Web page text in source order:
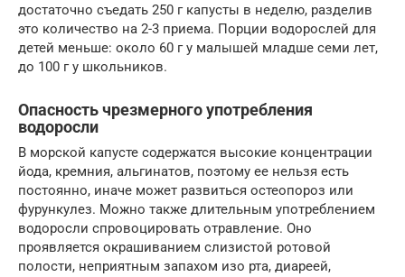
достаточно съедать 250 г капусты в неделю, разделив
это количество на 2-3 приема. Порции водорослей для
детей меньше: около 60 г у малышей младше семи лет,
до 100 г у школьников.
Опасность чрезмерного употребления
водоросли
В морской капусте содержатся высокие концентрации
йода, кремния, альгинатов, поэтому ее нельзя есть
постоянно, иначе может развиться остеопороз или
фурункулез. Можно также длительным употреблением
водоросли спровоцировать отравление. Оно
проявляется окрашиванием слизистой ротовой
полости, неприятным запахом изо рта, диареей,